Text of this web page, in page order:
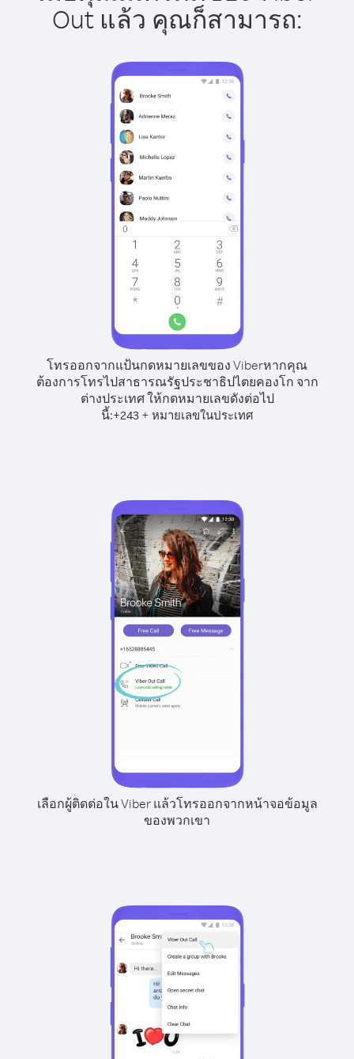
Out แล้ว คุณก็สามารถ:
โทรออกจากแป้นกดหมายเลขของ Viberหากคุณ
ต้องการโทรไปสาธารณรัฐประชาธิปไตยคองโก จาก
ต่างประเทศ ให้กดหมายเลขดังต่อไป
นี้:+243+ หมายเลขในประเทศ
เลือกผู้ติดต่อใน Viber แล้วโทรออกจากหน้าจอข้อมูล
ของพวกเขา